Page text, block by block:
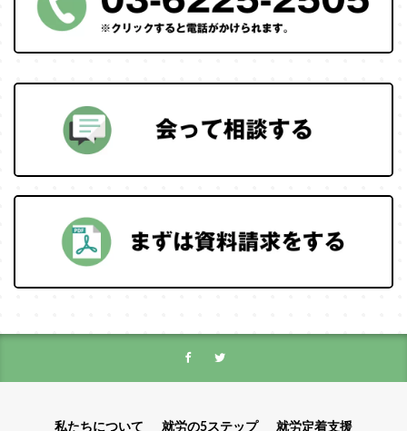
私たちについて 就労の5ステップ 就労定着支援